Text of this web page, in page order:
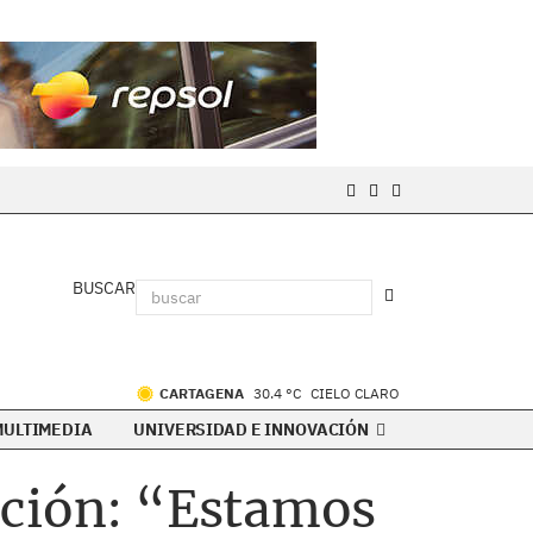
BUSCAR
CARTAGENA 30.4 °C CIELO CLARO
UNIVERSIDAD E INNOVACIÓN
“Estamos